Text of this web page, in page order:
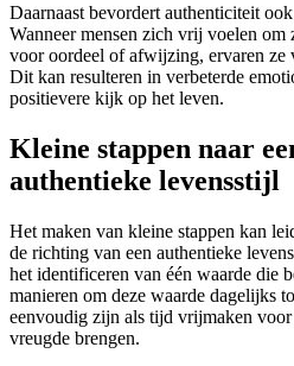
Daarnaast bevordert authenticiteit
Wanneer mensen zich vrij voelen
voor oordeel of afwijzing, ervaren ze
Dit kan resulteren in verbeterde
positievere kijk op het leven.
Kleine stappen naar
authentieke levensstijl
Het maken van kleine stappen kan
de richting van een authentieke
het identificeren van één waarde die
manieren om deze waarde dagelijks
eenvoudig zijn als tijd vrijmaken
vreugde brengen.